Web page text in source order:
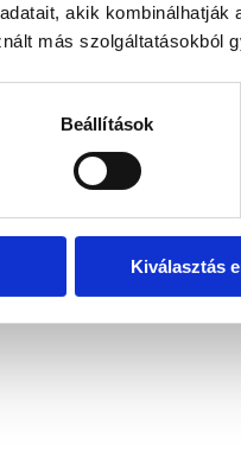
akik
más szolgáltatásokból
Beállítások
Kiválasztás
has occurred while